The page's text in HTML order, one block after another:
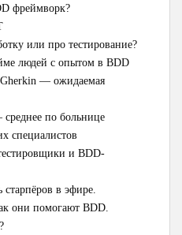
фреймворк?
или про тестирование?
людей с опытом в BDD
— ожидаемая
по больнице
специалистов
и BDD-
в эфире.
они помогают BDD.